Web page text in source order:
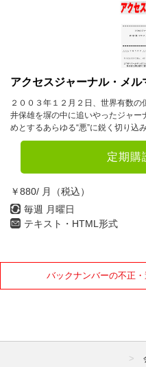
アクセスジャーナル・メル
２００３年１２月２日、世界有数
井保雄を塀の中に追いやったジャ
めとするあらゆる“悪”に鋭く切り込み
定期購
￥880/ 月（税込）
毎週 月曜日
テキスト・HTML形式
バックナンバーの不正
1月 2
4月 5
7月 8
11
2022年
1月
2